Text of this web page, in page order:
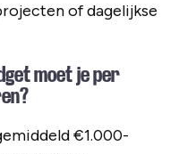
of dagelijkse
moet je per
€1.000-